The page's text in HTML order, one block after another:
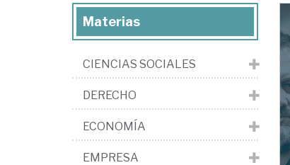
Materias
CIENCIAS SOCIALES
DERECHO
ECONOMÍA
EMPRESA